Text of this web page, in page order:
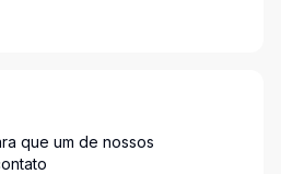
que um de nossos